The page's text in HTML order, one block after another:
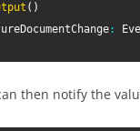
( )
:
then notify the